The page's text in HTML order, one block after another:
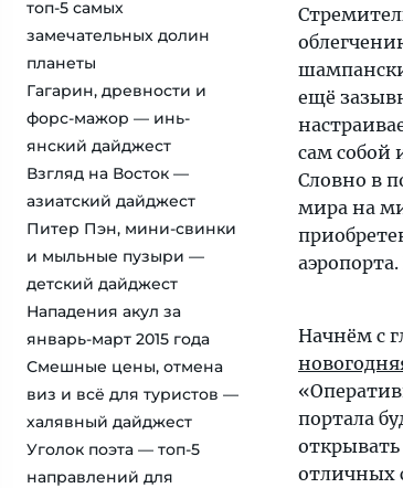
топ-5 самых
замечательных долин
планеты
Гагарин, древности и
форс-мажор — инь-
янский дайджест
Взгляд на Восток —
азиатский дайджест
Питер Пэн, мини-свинки
и мыльные пузыри —
детский дайджест
Нападения акул за
январь-март 2015 года
Смешные цены, отмена
виз и всё для туристов —
халявный дайджест
Уголок поэта — топ-5
направлений для
ещё
сам собой
Словно в
мира на
Начнём с
портала
отличных